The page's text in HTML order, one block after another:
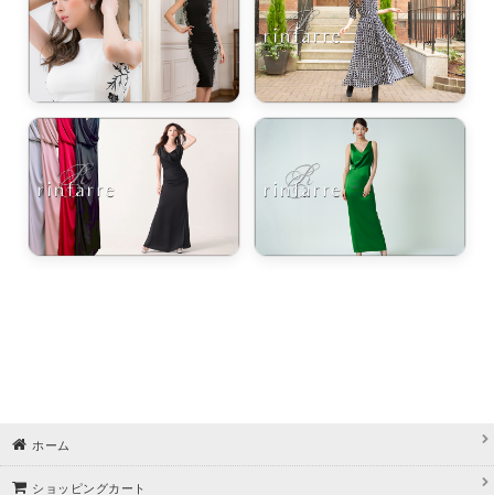
ホーム
ショッピングカート